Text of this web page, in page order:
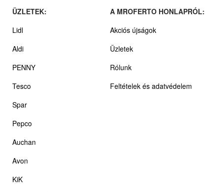
ÜZLETEK:
Lidl
Aldi
PENNY
Tesco
Spar
Pepco
Auchan
Avon
KiK
A MROFERTO HONLAPRÓL:
Akciós újságok
Üzletek
Rólunk
Feltételek és adatvédelem